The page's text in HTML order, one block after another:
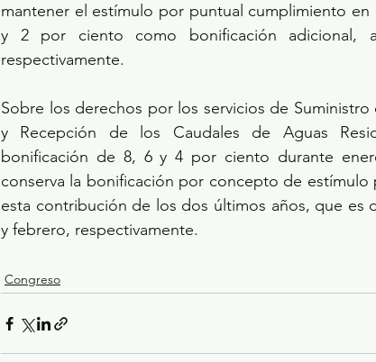
mantener el estímulo por puntual cumplimiento
y 2 por ciento como bonificación adicional,
respectivamente.
Sobre los derechos por los servicios de
y Recepción de los Caudales de Aguas
bonificación de 8, 6 y 4 por ciento durante
conserva la bonificación por concepto de
esta contribución de los dos últimos años, que es
y febrero, respectivamente.
Congreso